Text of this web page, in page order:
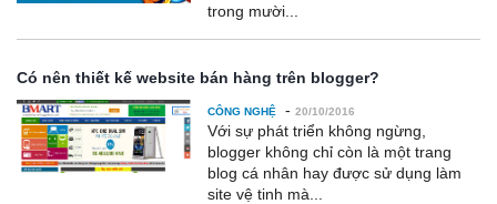
trong mười...
Có nên thiết kế website bán hàng trên blogger?
CÔNG NGHỆ - 20/10/2016
Với sự phát triển không ngừng,
blogger không chỉ còn là một trang
blog cá nhân hay được sử dụng làm
site vệ tinh mà...